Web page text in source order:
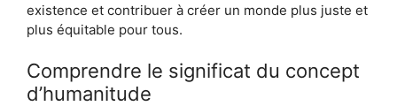
existence et contribuer à créer un monde plus juste et
plus équitable pour tous.
Comprendre le significat du concept
d’humanitude